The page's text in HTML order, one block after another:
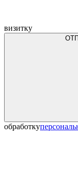
визитку
обработку